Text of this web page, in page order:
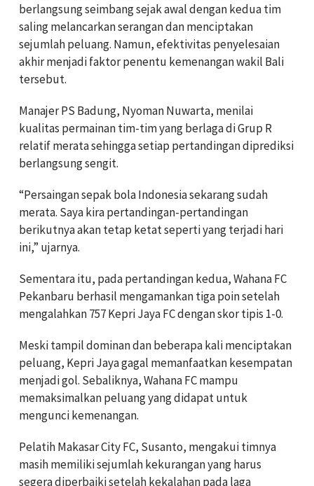
berlangsung seimbang sejak awal dengan kedua tim
saling melancarkan serangan dan menciptakan
sejumlah peluang. Namun, efektivitas penyelesaian
akhir menjadi faktor penentu kemenangan wakil Bali
tersebut.
Manajer PS Badung, Nyoman Nuwarta, menilai
kualitas permainan tim-tim yang berlaga di Grup R
relatif merata sehingga setiap pertandingan diprediksi
berlangsung sengit.
“Persaingan sepak bola Indonesia sekarang sudah
merata. Saya kira pertandingan-pertandingan
berikutnya akan tetap ketat seperti yang terjadi hari
ini,” ujarnya.
Sementara itu, pada pertandingan kedua, Wahana FC
Pekanbaru berhasil mengamankan tiga poin setelah
mengalahkan 757 Kepri Jaya FC dengan skor tipis 1-0.
Meski tampil dominan dan beberapa kali menciptakan
peluang, Kepri Jaya gagal memanfaatkan kesempatan
menjadi gol. Sebaliknya, Wahana FC mampu
memaksimalkan peluang yang didapat untuk
mengunci kemenangan.
Pelatih Makasar City FC, Susanto, mengakui timnya
masih memiliki sejumlah kekurangan yang harus
segera diperbaiki setelah kekalahan pada laga